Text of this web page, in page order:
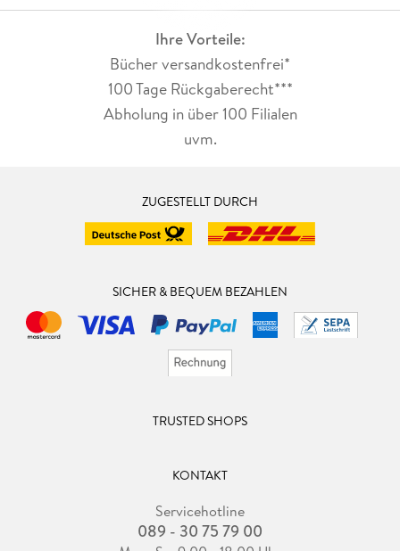
Ihre Vorteile:
Bücher versandkostenfrei*
100 Tage Rückgaberecht***
Abholung in über 100 Filialen
uvm.
ZUGESTELLT DURCH
SICHER & BEQUEM BEZAHLEN
TRUSTED SHOPS
KONTAKT
Servicehotline
089 - 30 75 79 00